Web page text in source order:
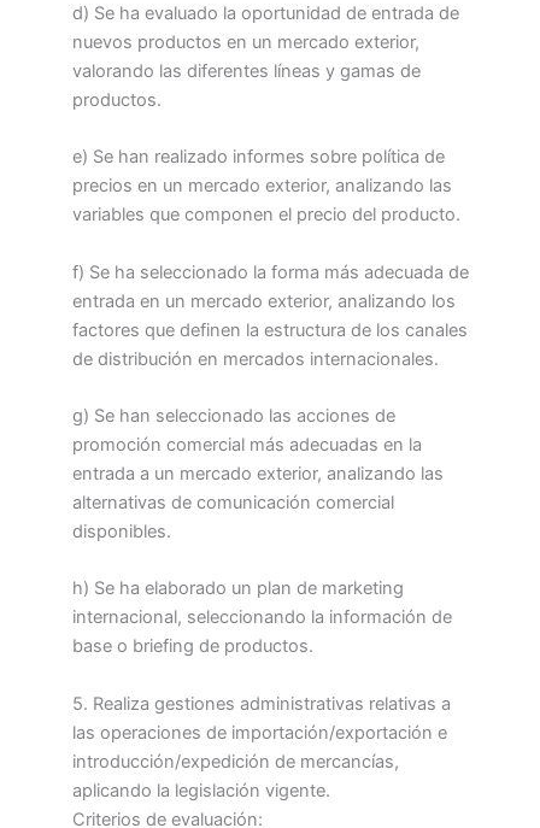
d) Se ha evaluado la oportunidad de entrada de
nuevos productos en un mercado exterior,
valorando las diferentes líneas y gamas de
productos.
e) Se han realizado informes sobre política de
precios en un mercado exterior, analizando las
variables que componen el precio del producto.
f) Se ha seleccionado la forma más adecuada de
entrada en un mercado exterior, analizando los
factores que definen la estructura de los canales
de distribución en mercados internacionales.
g) Se han seleccionado las acciones de
promoción comercial más adecuadas en la
entrada a un mercado exterior, analizando las
alternativas de comunicación comercial
disponibles.
h) Se ha elaborado un plan de marketing
internacional, seleccionando la información de
base o briefing de productos.
5. Realiza gestiones administrativas relativas a
las operaciones de importación/exportación e
introducción/expedición de mercancías,
aplicando la legislación vigente.
Criterios de evaluación: